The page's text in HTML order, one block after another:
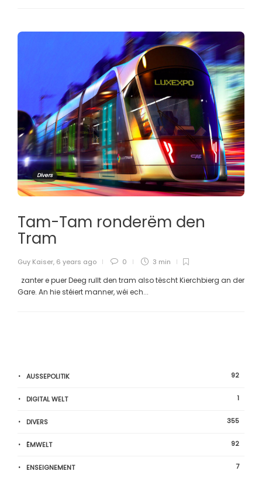
Divers
Tam-Tam ronderëm den
Tram
Guy Kaiser, 6 years ago 0 3 min
zanter e puer Deeg rullt den tram also tëscht Kierchbierg an der
Gare. An hie stéiert manner, wéi ech...
AUSSEPOLITIK 92
DIGITAL WELT 1
DIVERS 355
ËMWELT 92
ENSEIGNEMENT 7